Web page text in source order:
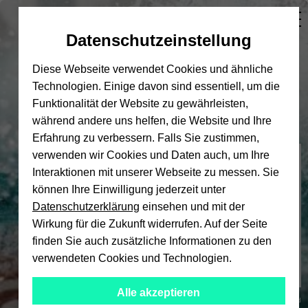
Automatische
vermeiden
skip
main
skip
main
skip
footer
Hochschulsport
© Universität Bielefeld
Datenschutzeinstellung
Diese Webseite verwendet Cookies und ähnliche
Technologien. Einige davon sind essentiell, um die
Funktionalität der Website zu gewährleisten,
während andere uns helfen, die Website und Ihre
Erfahrung zu verbessern. Falls Sie zustimmen,
verwenden wir Cookies und Daten auch, um Ihre
Interaktionen mit unserer Webseite zu messen. Sie
können Ihre Einwilligung jederzeit unter
Datenschutzerklärung einsehen und mit der
Wirkung für die Zukunft widerrufen. Auf der Seite
finden Sie auch zusätzliche Informationen zu den
verwendeten Cookies und Technologien.
Alle akzeptieren